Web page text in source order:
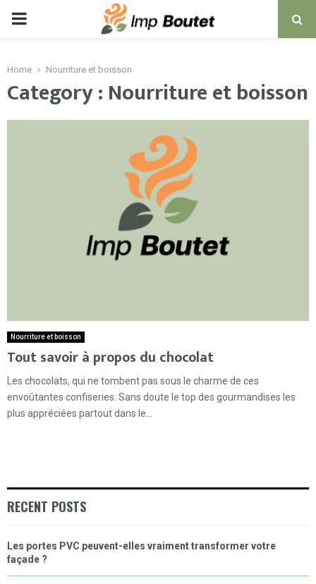
PRIMARY
Home Nourriture et boisson
Category : Nourriture et boisson
Nourriture et boisson
Tout savoir à propos du chocolat
Les chocolats, qui ne tombent pas sous le charme de ces
envoûtantes confiseries. Sans doute le top des gourmandises les
plus appréciées partout dans le...
RECENT POSTS
Les portes PVC peuvent-elles vraiment transformer votre
façade ?